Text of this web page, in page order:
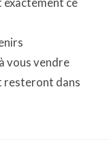
vous vendre
resteront dans